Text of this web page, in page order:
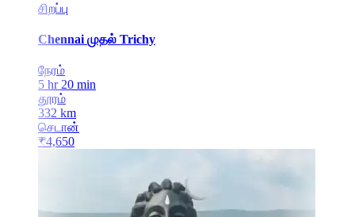
சிறப்பு
Chennai முதல் Trichy
நேரம்
5 hr 20 min
தூரம்
332 km
செடான்
₹4,650